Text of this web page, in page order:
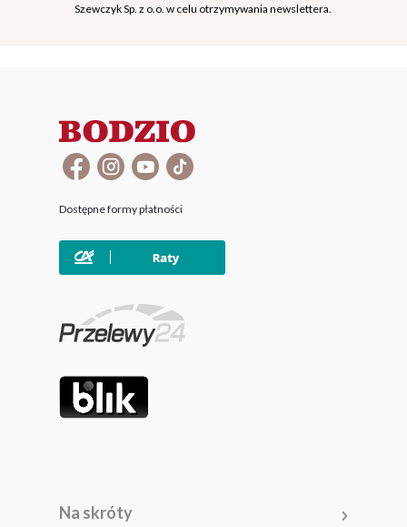
Szewczyk Sp. z o.o. w celu otrzymywania newslettera.
Dostępne formy płatności
Na skróty